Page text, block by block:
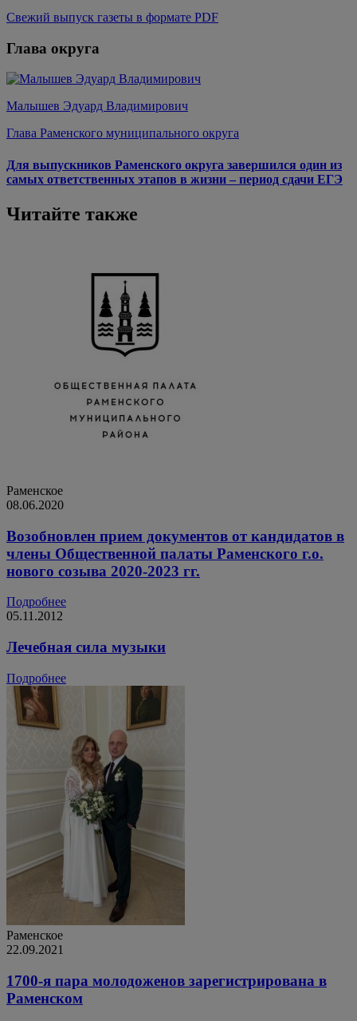
Свежий выпуск газеты в формате PDF
Глава округа
Малышев Эдуард Владимирович
Глава Раменского муниципального округа
Для выпускников Раменского округа завершился один из
самых ответственных этапов в жизни – период сдачи ЕГЭ
Читайте также
Раменское
08.06.2020
Возобновлен прием документов от кандидатов в
члены Общественной палаты Раменского г.о.
нового созыва 2020-2023 гг.
Подробнее
05.11.2012
Лечебная сила музыки
Подробнее
Раменское
22.09.2021
1700-я пара молодоженов зарегистрирована в
Раменском